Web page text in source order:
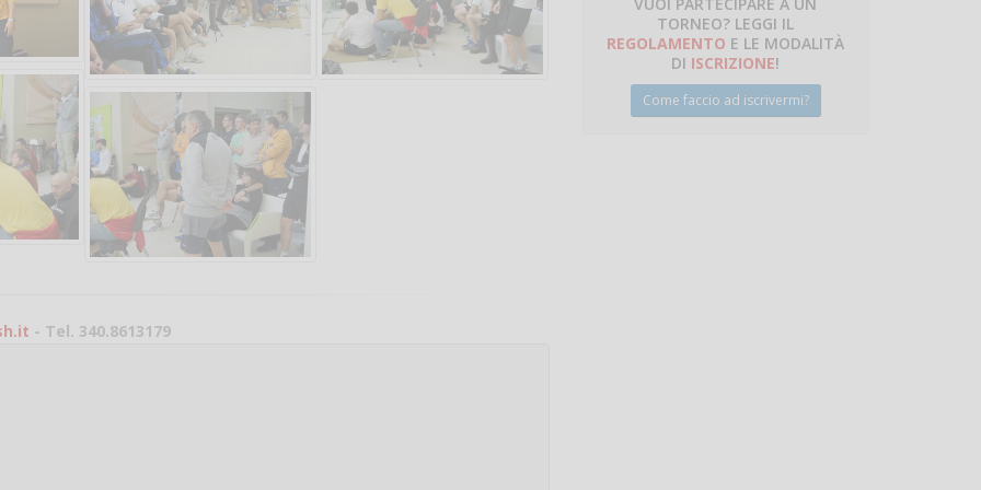
- Tel. 340.8613179
Vanessa Catalano
TORNEO? LEGGI IL
REGOLAMENTO E LE MODALITÀ
DI ISCRIZIONE!
Come faccio ad iscrivermi?